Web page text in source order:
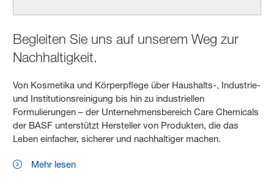
Begleiten Sie uns auf unserem Weg zur
Nachhaltigkeit.
Von Kosmetika und Körperpflege über Haushalts-, Industrie-
und Institutionsreinigung bis hin zu industriellen
Formulierungen – der Unternehmensbereich Care Chemicals
der BASF unterstützt Hersteller von Produkten, die das
Leben einfacher, sicherer und nachhaltiger machen.
Mehr lesen